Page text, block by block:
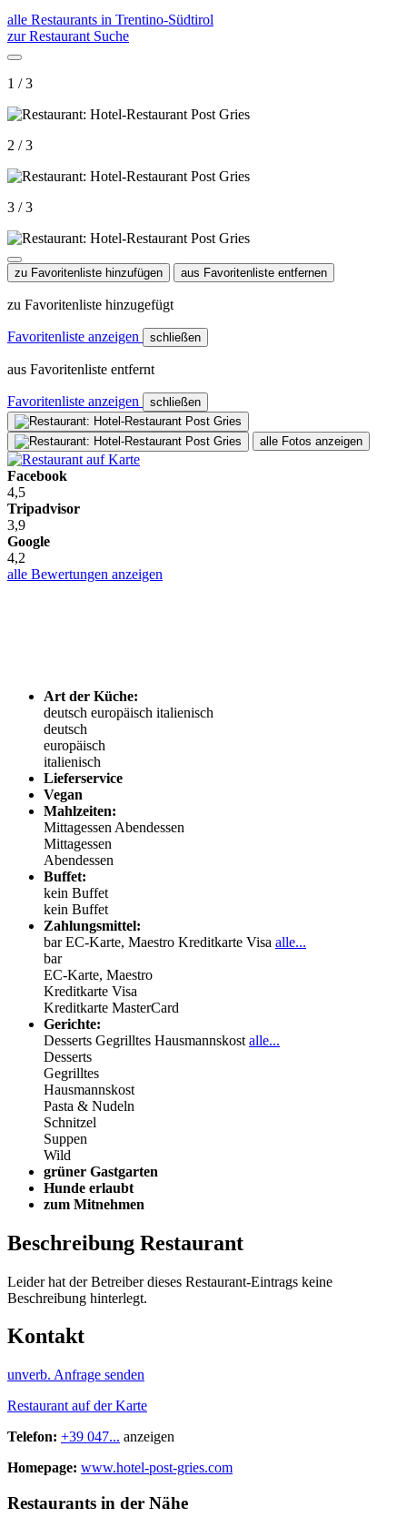
alle Restaurants in Trentino-Südtirol
zur Restaurant Suche
1 / 3
2 / 3
3 / 3
zu Favoritenliste hinzufügen aus Favoritenliste entfernen
zu Favoritenliste hinzugefügt
Favoritenliste anzeigen schließen
aus Favoritenliste entfernt
Favoritenliste anzeigen schließen
alle Fotos anzeigen
Facebook
4,5
Tripadvisor
3,9
Google
4,2
alle Bewertungen anzeigen
Art der Küche:
deutsch europäisch italienisch
deutsch
europäisch
italienisch
Lieferservice
Vegan
Mahlzeiten:
Mittagessen Abendessen
Mittagessen
Abendessen
Buffet:
kein Buffet
kein Buffet
Zahlungsmittel:
barEC-Karte, Maestro Kreditkarte Visa alle...
bar
EC-Karte, Maestro
Kreditkarte Visa
Kreditkarte MasterCard
Gerichte:
Desserts Gegrilltes Hausmannskost alle...
Desserts
Gegrilltes
Hausmannskost
Pasta & Nudeln
Schnitzel
Suppen
Wild
grüner Gastgarten
Hunde erlaubt
zum Mitnehmen
Beschreibung Restaurant
Leider hat der Betreiber dieses Restaurant-Eintrags keine
Beschreibung hinterlegt.
Kontakt
unverb. Anfrage senden
Restaurant auf der Karte
Telefon: +39 047... anzeigen
Homepage: www.hotel-post-gries.com
Restaurants in der Nähe